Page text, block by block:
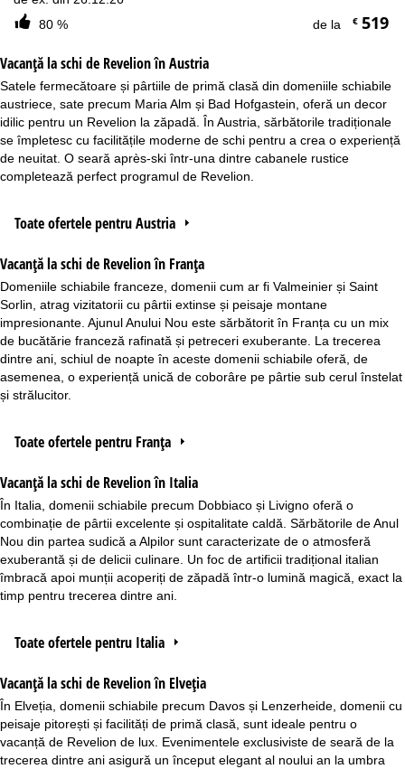
80 %
de la €519
Vacanță la schi de Revelion în Austria
Satele fermecătoare și pârtiile de primă clasă din domeniile schiabile
austriece, sate precum Maria Alm și Bad Hofgastein, oferă un decor
idilic pentru un Revelion la zăpadă. În Austria, sărbătorile tradiționale
se împletesc cu facilitățile moderne de schi pentru a crea o experiență
de neuitat. O seară après-ski într-una dintre cabanele rustice
completează perfect programul de Revelion.
Toate ofertele pentru Austria
Vacanță la schi de Revelion în Franța
Domeniile schiabile franceze, domenii cum ar fi Valmeinier și Saint
Sorlin, atrag vizitatorii cu pârtii extinse și peisaje montane
impresionante. Ajunul Anului Nou este sărbătorit în Franța cu un mix
de bucătărie franceză rafinată și petreceri exuberante. La trecerea
dintre ani, schiul de noapte în aceste domenii schiabile oferă, de
asemenea, o experiență unică de coborâre pe pârtie sub cerul înstelat
și strălucitor.
Toate ofertele pentru Franța
Vacanță la schi de Revelion în Italia
În Italia, domenii schiabile precum Dobbiaco și Livigno oferă o
combinație de pârtii excelente și ospitalitate caldă. Sărbătorile de Anul
Nou din partea sudică a Alpilor sunt caracterizate de o atmosferă
exuberantă și de delicii culinare. Un foc de artificii tradițional italian
îmbracă apoi munții acoperiți de zăpadă într-o lumină magică, exact la
timp pentru trecerea dintre ani.
Toate ofertele pentru Italia
Vacanță la schi de Revelion în Elveția
În Elveția, domenii schiabile precum Davos și Lenzerheide, domenii cu
peisaje pitorești și facilități de primă clasă, sunt ideale pentru o
vacanță de Revelion de lux. Evenimentele exclusiviste de seară de la
trecerea dintre ani asigură un început elegant al noului an la umbra